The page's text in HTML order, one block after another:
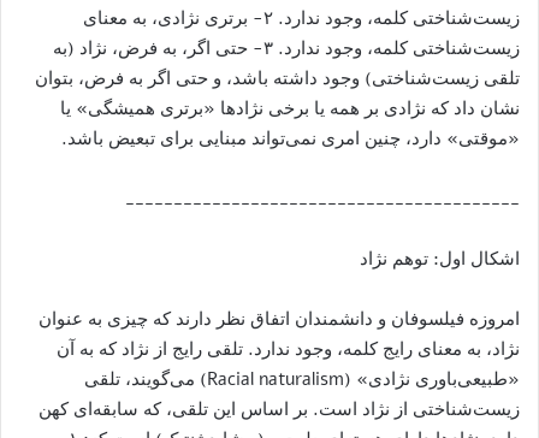
زیست‌شناختی کلمه، وجود ندارد. ۲- برتری نژادی، به معنای
زیست‌شناختی کلمه، وجود ندارد. ۳- حتی اگر، به فرض، نژاد (به
تلقی زیست‌شناختی) وجود داشته باشد، و حتی اگر به فرض، بتوان
نشان داد که نژادی بر همه یا برخی نژادها «برتری همیشگی» یا
«موقتی» دارد، چنین امری نمی‌تواند مبنایی برای تبعیض باشد.
_________________________________________
اشکال اول: توهم نژاد
امروزه فیلسوفان و دانشمندان اتفاق نظر دارند که چیزی به عنوان
نژاد، به معنای رایج کلمه، وجود ندارد. تلقی رایج از نژاد که به آن
«طبیعی‌باوری نژادی» (Racial naturalism) می‌گویند، تلقی‌
زیست‌شناختی از نژاد است. بر اساس این تلقی، که سابقه‌ای کهن